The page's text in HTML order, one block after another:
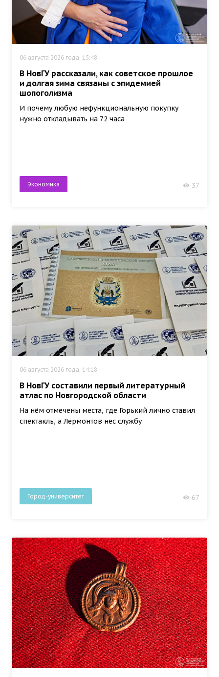
06 августа 2026 года, 15:48
В НовГУ рассказали, как советское прошлое
и долгая зима связаны с эпидемией
шопоголизма
И почему любую нефункциональную покупку
нужно откладывать на 72 часа
Экономика 37
06 августа 2026 года, 14:18
В НовГУ составили первый литературный
атлас по Новгородской области
На нём отмечены места, где Горький лично ставил
спектакль, а Лермонтов нёс службу
Город-университет 67